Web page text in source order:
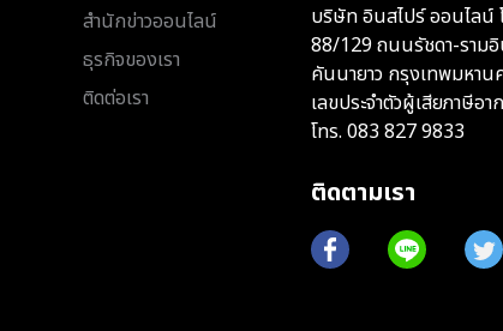
สำนักข่าวออนไลน์
ธุรกิจของเรา
ติดต่อเรา
บริษัท อินสไปร์ ออนไลน์
88/129 ถนนรัชดา-ราม
คันนายาว กรุงเทพมหาน
เลขประจำตัวผู้เสียภาษีอ
โทร. 083 827 9833
ติดตามเรา